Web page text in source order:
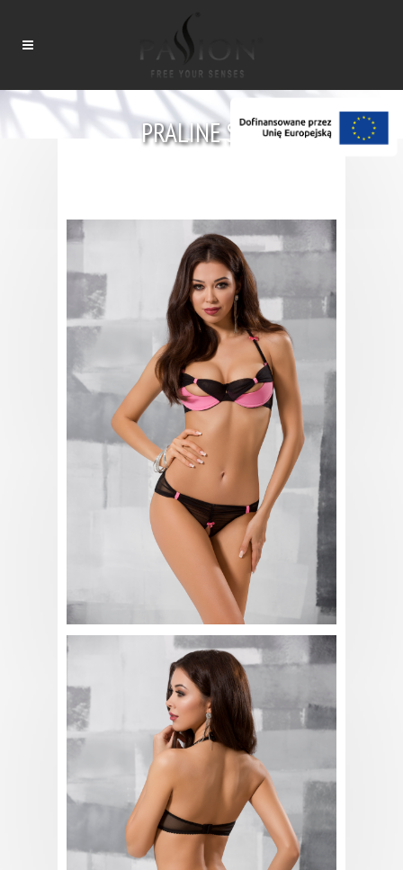
PRALINE SET